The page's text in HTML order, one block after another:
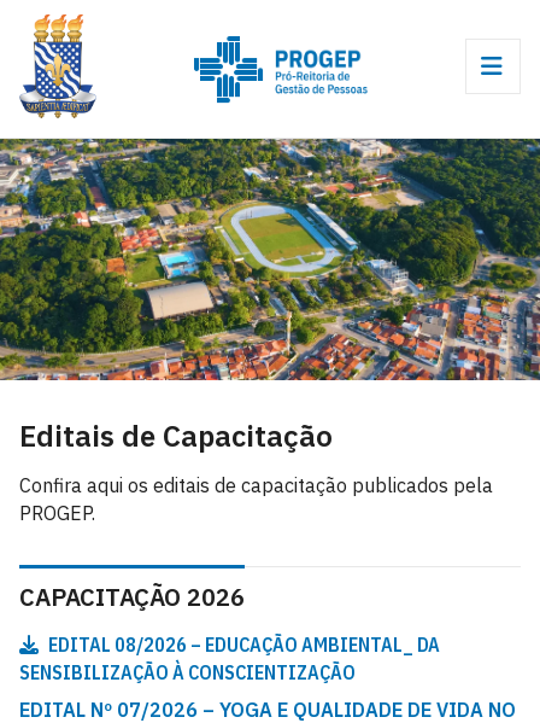
Editais de Capacitação
Confira aqui os editais de capacitação publicados pela
PROGEP.
CAPACITAÇÃO 2026
EDITAL 08/2026 – EDUCAÇÃO AMBIENTAL_ DA
SENSIBILIZAÇÃO À CONSCIENTIZAÇÃO
EDITAL Nº 07/2026 – YOGA E QUALIDADE DE VIDA NO